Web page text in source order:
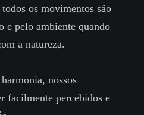
os movimentos são
e pelo ambiente quando
a natureza.
nossos
facilmente percebidos e